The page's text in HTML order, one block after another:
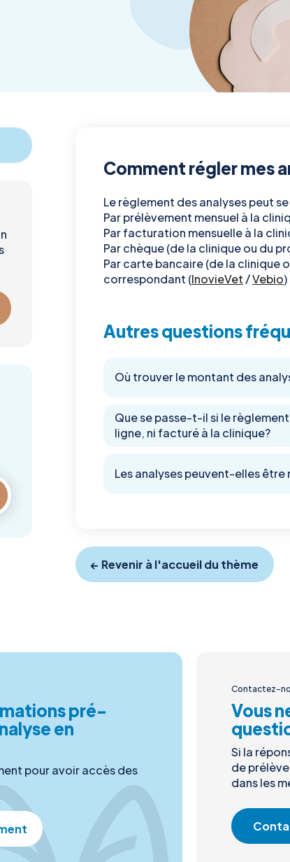
Comment régler mes
Le règlement des analyses peut
Par prélèvement mensuel à la
Par facturation mensuelle à la
Par chèque(de la clinique ou du
Par carte bancaire(de la clinique
correspondant (InovieVet /Vebio)
Autres questions
Où trouver le montant des
Que se passe-t-il si le
ligne, ni facturé à la clinique?
Les analyses peuvent-elles être
← Revenir à l'accueil du thème
pré-
en
pour avoir accès des
Contactez-
Vous
Si la
de
dans les